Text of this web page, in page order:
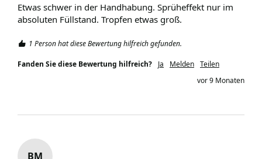
Etwas schwer in der Handhabung. Sprüheffekt nur im
absoluten Füllstand. Tropfen etwas groß.
1 Person hat diese Bewertung hilfreich gefunden.
Fanden Sie diese Bewertung hilfreich? Ja Melden Teilen
vor 9 Monaten
BM